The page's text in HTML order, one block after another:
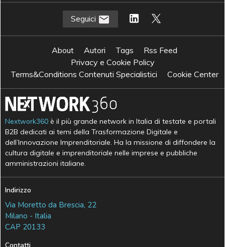
Seguici
About Autori Tags
Rss Feed
Privacy e Cookie Policy
Terms&Conditions Contenuti Specialistici
Cookie Center
Nextwork360 è il più grande network in Italia di testate e portali
B2B dedicati ai temi della Trasformazione Digitale e
dell’Innovazione Imprenditoriale. Ha la missione di diffondere la
cultura digitale e imprenditoriale nelle imprese e pubbliche
amministrazioni italiane.
Indirizzo
Via Moretto da Brescia, 22
Milano - Italia
CAP 20133
Contatti